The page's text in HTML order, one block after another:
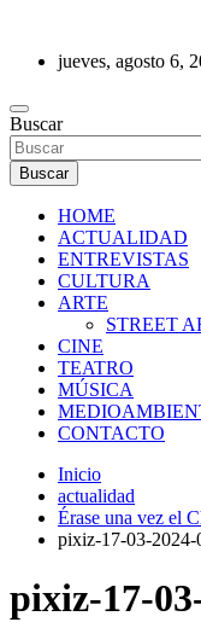
contenidojueves, agosto 6,
REVISTA DE PRENSA
Buscar
Buscar
HOME
ACTUALIDAD
ENTREVISTAS
CULTURA
ARTE
STREET
CINE
TEATRO
MÚSICA
CONTACTO
Inicio
actualidad
Érase una vez el
pixiz-17-03-2024-
pixiz-17-